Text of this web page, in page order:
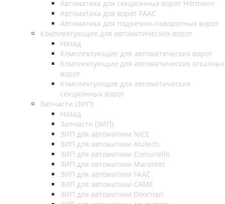
Автоматика для секционных ворот Hörmann
Автоматика для ворот FAAC
Автоматика для подъемно-поворотных ворот
Комплектующие для автоматических ворот
Назад
Комплектующие для автоматических ворот
Комплектующие для автоматических откатных
ворот
Комплектующие для автоматических
секционных ворот
Запчасти (ЗИП)
Назад
Запчасти (ЗИП)
ЗИП для автоматики NICE
ЗИП для автоматики Alutech
ЗИП для автоматики Comunello
ЗИП для автоматики Marantec
ЗИП для автоматики FAAC
ЗИП для автоматики CAME
ЗИП для автоматики DoorHan